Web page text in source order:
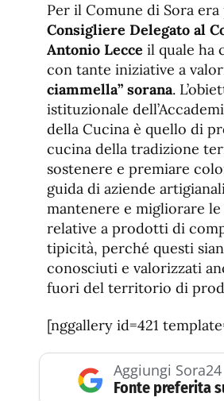
Per il Comune di Sora
Consigliere Delegato al
Antonio Lecce il quale ha
con tante iniziative a
ciammella” sorana.
istituzionale
della Cucina è quello di
cucina della tradizione
sostenere e premiare
guida di aziende
mantenere e migliorare
relative a prodotti di
tipicità, perché questi
conosciuti e valorizzati
fuori del territorio di
[nggallery id=421
Aggiungi Sora24
Fonte preferita